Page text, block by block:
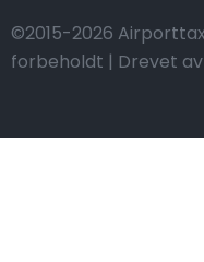
©2015-2026
forbeholdt | Drevet av